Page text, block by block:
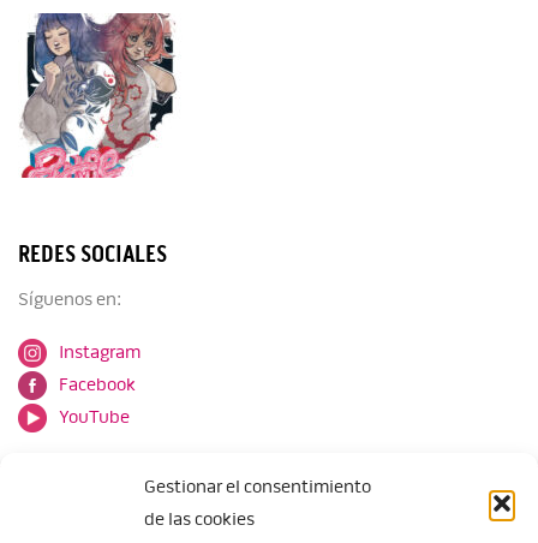
Gestionar el consentimiento
de las cookies
REDES SOCIALES
Síguenos en:
Instagram
Facebook
YouTube